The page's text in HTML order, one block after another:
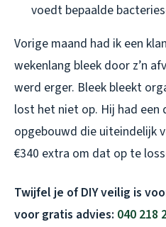
voedt bepaalde
Vorige maand had ik een
wekenlang bleek door z’n
werd erger. Bleek bleekt
lost het niet op. Hij had een
opgebouwd die uiteindelijk
€340 extra om dat op te
Twijfel je of DIY veilig is
voor gratis advies: 040 218